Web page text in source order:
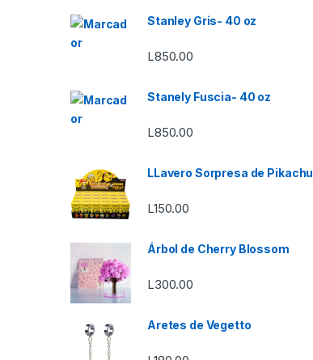
Stanley Gris- 40 oz
L850.00
Stanely Fuscia- 40 oz
L850.00
LLavero Sorpresa de Pikachu
L150.00
Árbol de Cherry Blossom
L300.00
Aretes de Vegetto